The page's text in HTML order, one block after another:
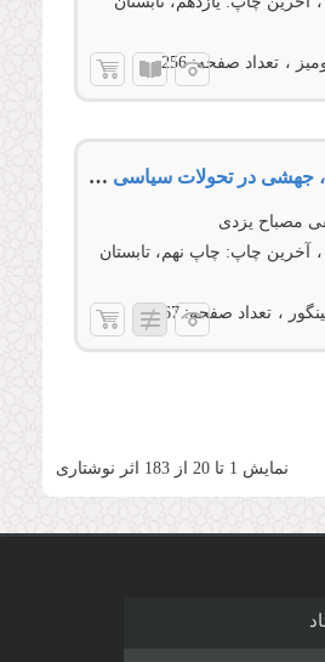
تعداد صفحه:256
انقلاب اسلامی، جهشی در تحولات سیاسی تاریخ
مصباح یزدی
آخرین چاپ: چاپ نهم، تابستان
تعداد صفحه:367
نمایش 1 تا 20 از 183 اثر نوشتاری